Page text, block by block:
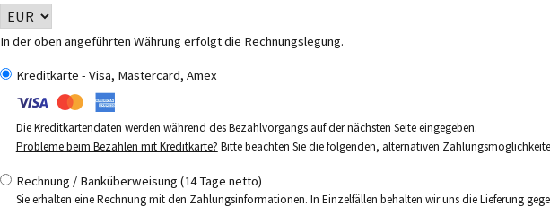
In der oben angeführten Währung erfolgt die Rechnungslegung.
Kreditkarte - Visa, Mastercard, Amex
Die Kreditkartendaten werden während des Bezahlvorgangs auf der nächsten Seite eingegeben.
Probleme beim Bezahlen mit Kreditkarte? Bitte beachten Sie die folgenden, alternativen
Rechnung / Banküberweisung (14 Tage netto)
Sie erhalten eine Rechnung mit den Zahlungsinformationen. In Einzelfällen behalten wir uns die Lieferung